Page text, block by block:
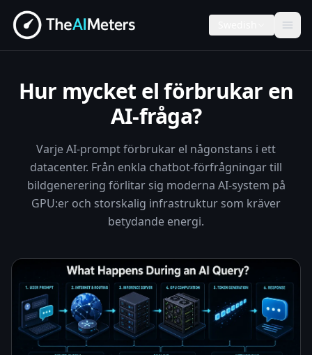
Hur mycket el förbrukar en
AI-fråga?
Varje AI-prompt förbrukar el någonstans i ett
datacenter. Från enkla chatbot-förfrågningar till
bildgenerering förlitar sig moderna AI-system på
GPU:er och storskalig infrastruktur som kräver
betydande energi.